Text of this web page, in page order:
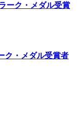
ーク・メダル受賞
ク・メダル受賞者